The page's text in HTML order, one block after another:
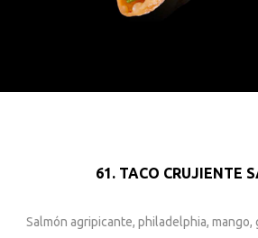
61. TACO CRUJIENTE
Salmón agripicante, philadelphia, mango,